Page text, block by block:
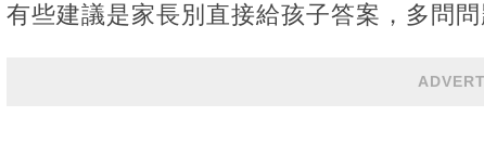
有些建議是家長別直接給孩子答案，多問問